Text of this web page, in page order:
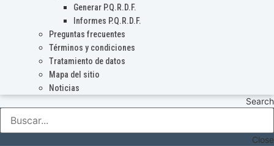
Generar P.Q.R.D.F.
Informes P.Q.R.D.F.
Preguntas frecuentes
Términos y condiciones
Tratamiento de datos
Mapa del sitio
Noticias
Search
Close